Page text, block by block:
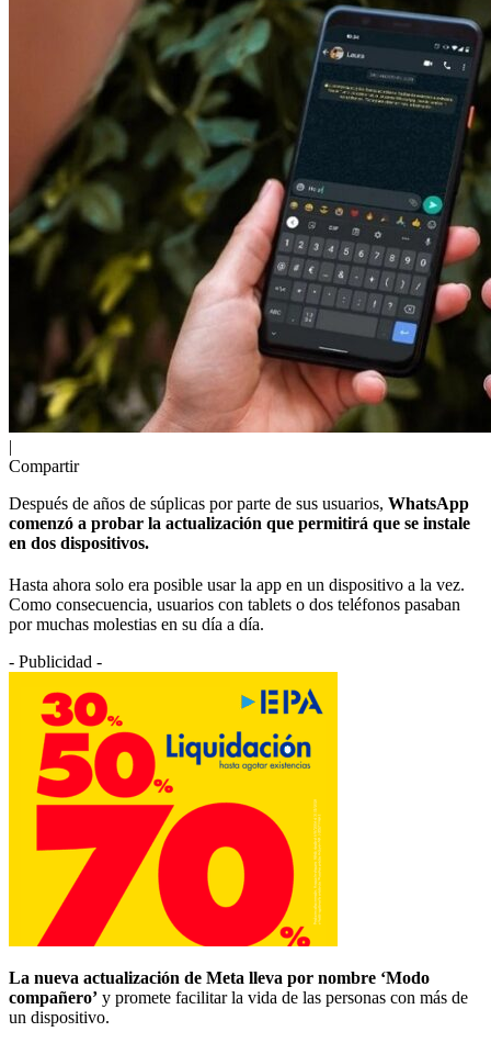
|
Compartir
Después de años de súplicas por parte de sus usuarios, WhatsApp
comenzó a probar la actualización que permitirá que se instale
en dos dispositivos.
Hasta ahora solo era posible usar la app en un dispositivo a la vez.
Como consecuencia, usuarios con tablets o dos teléfonos pasaban
por muchas molestias en su día a día.
- Publicidad -
La nueva actualización de Meta lleva por nombre ‘Modo
compañero’ y promete facilitar la vida de las personas con más de
un dispositivo.